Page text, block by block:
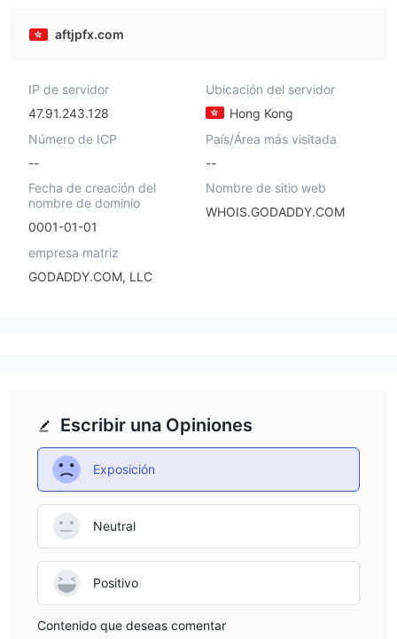
aftjpfx.com
IP de servidor
47.91.243.128
Ubicación del servidor
Hong Kong
Número de ICP
--
País/Área más visitada
--
Fecha de creación del
nombre de dominio
0001-01-01
Nombre de sitio web
WHOIS.GODADDY.COM
empresa matriz
GODADDY.COM, LLC
Escribir una Opiniones
Exposición
Neutral
Positivo
Contenido que deseas comentar